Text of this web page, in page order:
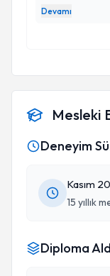
uzman biri ,
bilgileri verdi.
burdan
Devamı
Mesleki
Deneyim
Kasım
15 yıllık
Diploma